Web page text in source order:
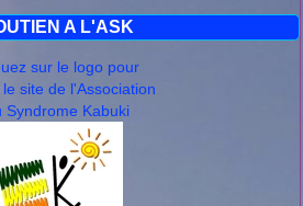
A L'ASK
sur le logo pour
site de l'Association
Syndrome Kabuki